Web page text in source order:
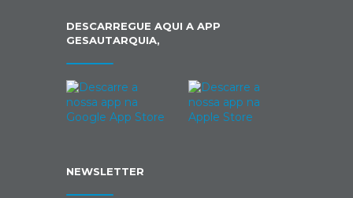
DESCARREGUE AQUI A APP
GESAUTARQUIA,
NEWSLETTER